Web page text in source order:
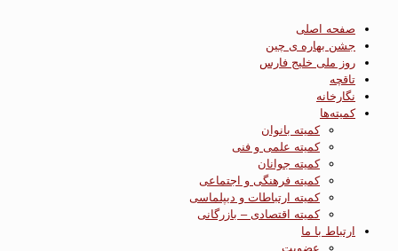
صفحه اصلی
جشن بهاره ی چین
روز ملی خلیج فارس
تاقچه
نگارخانه
کمیته‌ها
کمیته بانوان
کمیته علمی و فنی
کمیته جوانان
کمیته فرهنگی و اجتماعی
کمیته ارتباطات و دیپلماسی
کمیته اقتصادی – بازرگانی
ارتباط با ما
عضویت